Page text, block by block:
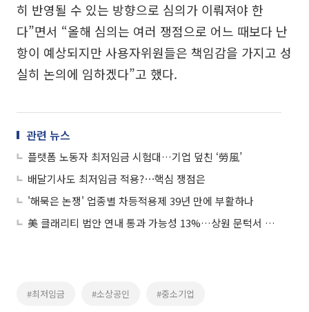
히 반영될 수 있는 방향으로 심의가 이뤄져야 한
다”면서 “올해 심의는 여러 쟁점으로 어느 때보다 난
항이 예상되지만 사용자위원들은 책임감을 가지고 성
실히 논의에 임하겠다”고 했다.
관련 뉴스
플랫폼 노동자 최저임금 시험대…기업 덮친 ‘勞風’
배달기사도 최저임금 적용?⋯핵심 쟁점은
'해묵은 논쟁' 업종별 차등적용제 39년 만에 부활하나
美 클래리티 법안 연내 통과 가능성 13%…상원 문턱서 제동
#최저임금 #소상공인 #중소기업